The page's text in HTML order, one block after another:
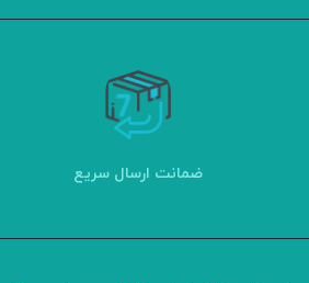
ضمانت ارسال سریع